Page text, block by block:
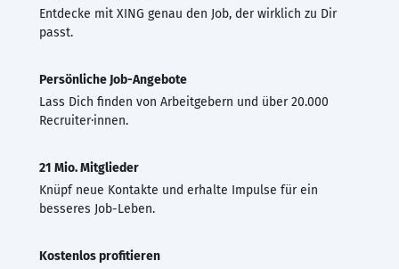
Entdecke mit XING genau den Job, der wirklich zu Dir
passt.
Persönliche Job-Angebote
Lass Dich finden von Arbeitgebern und über 20.000
Recruiter·innen.
21 Mio. Mitglieder
Knüpf neue Kontakte und erhalte Impulse für ein
besseres Job-Leben.
Kostenlos profitieren